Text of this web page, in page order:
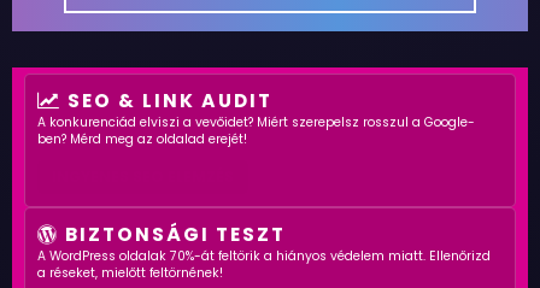
SEO & LINK AUDIT
A konkurenciád elviszi a vevőidet? Miért szerepelsz rosszul a Google-
ben? Mérd meg az oldalad erejét!
BIZTONSÁGI TESZT
A WordPress oldalak 70%-át feltörik a hiányos védelem miatt. Ellenőrizd
a réseket, mielőtt feltörnének!